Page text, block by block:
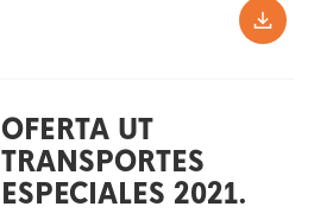
OFERTA UT
TRANSPORTES
ESPECIALES 2021.